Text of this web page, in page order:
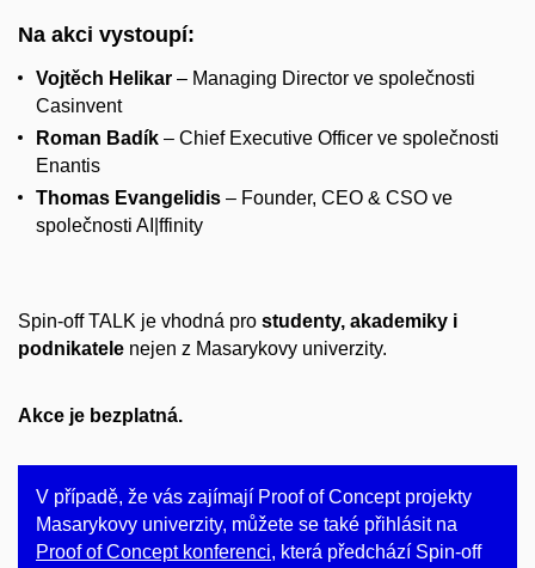
Na akci vystoupí:
Vojtěch Helikar – Managing Director ve společnosti
Casinvent
Roman Badík – Chief Executive Officer ve společnosti
Enantis
Thomas Evangelidis – Founder, CEO & CSO ve
společnosti AI|ffinity
Spin-off TALK je vhodná pro studenty, akademiky i
podnikatele nejen z Masarykovy univerzity.
Akce je bezplatná.
V případě, že vás zajímají Proof of Concept projekty
Masarykovy univerzity, můžete se také přihlásit na
Proof of Concept konferenci, která předchází Spin-off